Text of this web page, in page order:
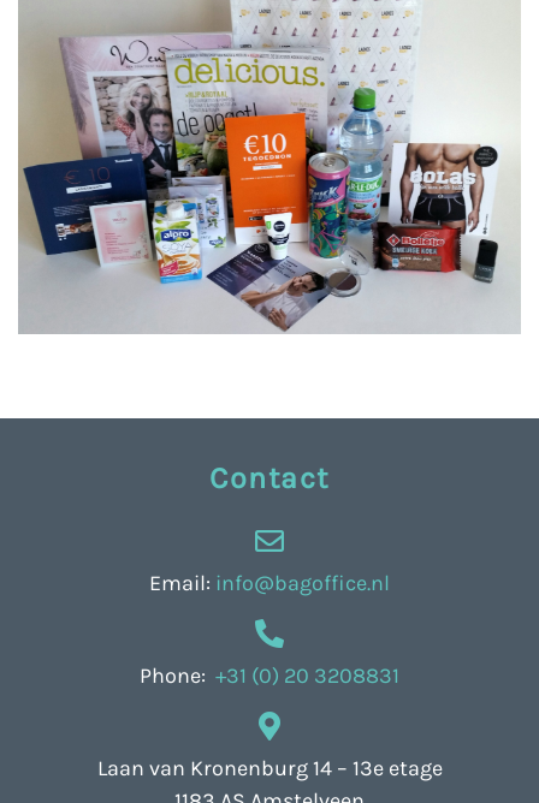
Contact
Email: info@bagoffice.nl
Phone: +31 (0) 20 3208831
Laan van Kronenburg 14 – 13e etage